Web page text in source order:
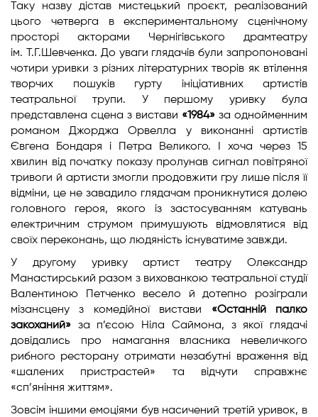
Таку назву дістав мистецький проєкт, реалізований
цього четверга в експериментальному сценічному
просторі акторами Чернігівського драмтеатру
ім. Т.Г.Шевченка. До уваги глядачів були запропоновані
чотири уривки з різних літературних творів як втілення
творчих пошуків гурту ініціативних артистів
театральної трупи. У першому уривку була
представлена сцена з вистави «1984» за однойменним
романом Джорджа Орвелла у виконанні артистів
Євгена Бондаря і Петра Великого. І хоча через 15
хвилин від початку показу пролунав сигнал повітряної
тривоги й артисти змогли продовжити гру лише після її
відміни, це не завадило глядачам проникнутися долею
головного героя, якого із застосуванням катувань
електричним струмом примушують відмовлятися від
своїх переконань, що людяність існуватиме завжди.
У другому уривку артист театру Олександр
Манастирський разом з вихованкою театральної студії
Валентиною Петченко весело й дотепно розіграли
мізансцену з комедійної вистави «Останній палко
закоханий» за п’єсою Ніла Саймона, з якої глядачі
довідались про намагання власника невеличкого
рибного ресторану отримати незабутні враження від
«шалених пристрастей» та відчути справжнє
«сп’яніння життям».
Зовсім іншими емоціями був насичений третій уривок, в